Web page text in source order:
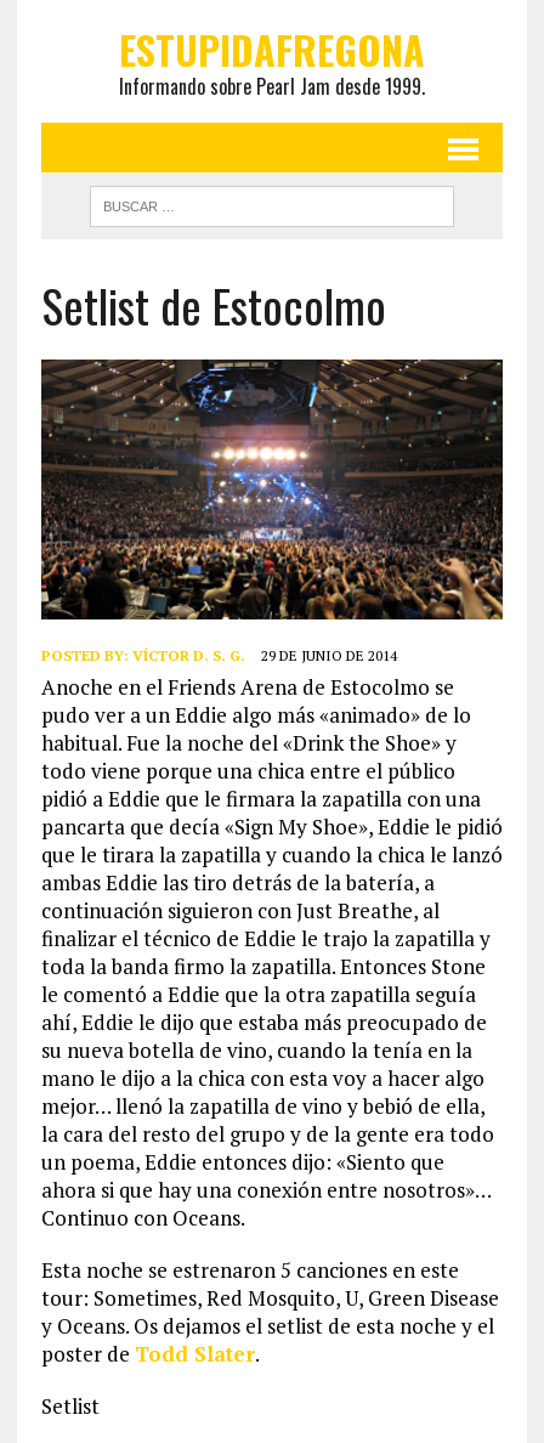
ESTUPIDAFREGONA
Informando sobre Pearl Jam desde 1999.
Setlist de Estocolmo
POSTED BY: VÍCTOR D. S. G. 29 DE JUNIO DE 2014
Anoche en el Friends Arena de Estocolmo se
pudo ver a un Eddie algo más «animado» de lo
habitual. Fue la noche del «Drink the Shoe» y
todo viene porque una chica entre el público
pidió a Eddie que le firmara la zapatilla con una
pancarta que decía «Sign My Shoe», Eddie le pidió
que le tirara la zapatilla y cuando la chica le lanzó
ambas Eddie las tiro detrás de la batería, a
continuación siguieron con Just Breathe, al
finalizar el técnico de Eddie le trajo la zapatilla y
toda la banda firmo la zapatilla. Entonces Stone
le comentó a Eddie que la otra zapatilla seguía
ahí, Eddie le dijo que estaba más preocupado de
su nueva botella de vino, cuando la tenía en la
mano le dijo a la chica con esta voy a hacer algo
mejor… llenó la zapatilla de vino y bebió de ella,
la cara del resto del grupo y de la gente era todo
un poema, Eddie entonces dijo: «Siento que
ahora si que hay una conexión entre nosotros»…
Continuo con Oceans.
Esta noche se estrenaron 5 canciones en este
tour: Sometimes, Red Mosquito, U, Green Disease
y Oceans. Os dejamos el setlist de esta noche y el
poster de Todd Slater.
Setlist